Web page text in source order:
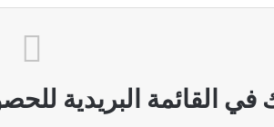
في القائمة البريدية